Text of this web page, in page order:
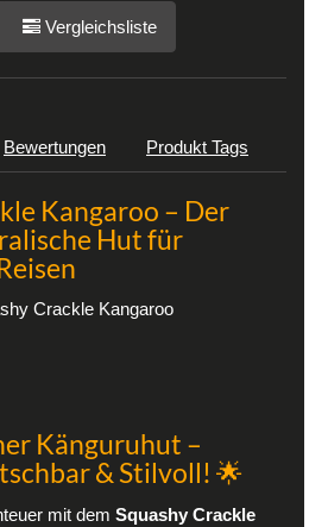
Vergleichsliste
Bewertungen Produkt Tags
Kangaroo – Der
Hut für
Crackle Kangaroo
Känguruhut –
& Stilvoll! 🌟
mit dem Squashy Crackle